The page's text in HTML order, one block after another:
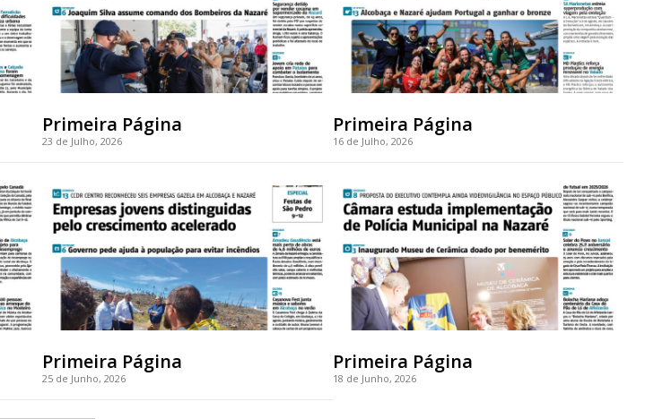
Primeira Página
23 de Julho, 2026
Primeira Página
16 de Julho, 2026
Primeira Página
25 de Junho, 2026
Primeira Página
18 de Junho, 2026